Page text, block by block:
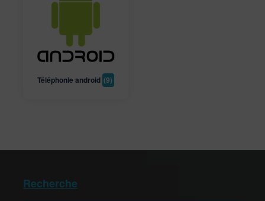
Téléphonie android (9)
Recherche